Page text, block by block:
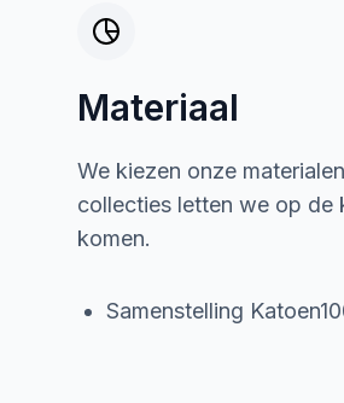
Materiaal
We kiezen onze
collecties letten we op de
komen.
Samenstelling